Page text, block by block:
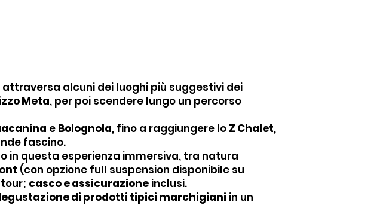
attraversa alcuni dei luoghi più suggestivi dei
Meta, per poi scendere lungo un percorso
e Bolognola, fino a raggiungere lo Z Chalet,
fascino.
in questa esperienza immersiva, tra natura
(con opzione full suspension disponibile su
casco e assicurazione inclusi.
di prodotti tipici marchigiani in un